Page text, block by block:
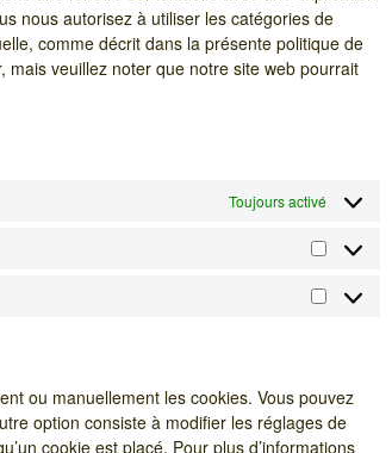
nous autorisez à utiliser les catégories de
comme décrit dans la présente politique de
mais veuillez noter que notre site web pourrait
Toujours activé
Marketing
ou manuellement les cookies. Vous pouvez
option consiste à modifier les réglages de
cookie est placé. Pour plus d’informations